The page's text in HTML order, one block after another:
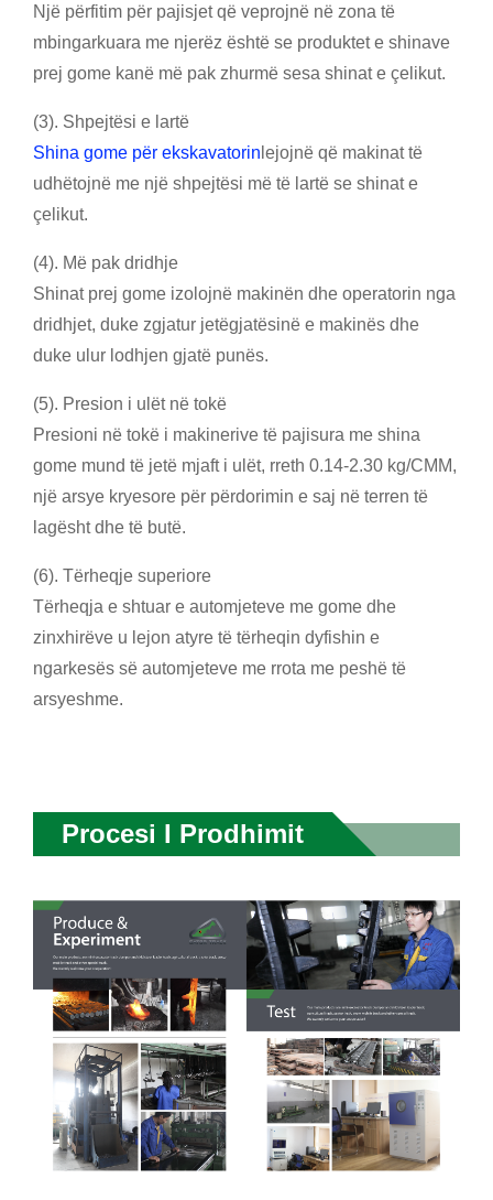
Një përfitim për pajisjet që veprojnë në zona të
mbingarkuara me njerëz është se produktet e shinave
prej gome kanë më pak zhurmë sesa shinat e çelikut.
(3). Shpejtësi e lartë
Shina gome për ekskavatorin lejojnë që makinat të
udhëtojnë me një shpejtësi më të lartë se shinat e
çelikut.
(4). Më pak dridhje
Shinat prej gome izolojnë makinën dhe operatorin nga
dridhjet, duke zgjatur jetëgjatësinë e makinës dhe
duke ulur lodhjen gjatë punës.
(5). Presion i ulët në tokë
Presioni në tokë i makinerive të pajisura me shina
gome mund të jetë mjaft i ulët, rreth 0.14-2.30 kg/CMM,
një arsye kryesore për përdorimin e saj në terren të
lagësht dhe të butë.
(6). Tërheqje superiore
Tërheqja e shtuar e automjeteve me gome dhe
zinxhirëve u lejon atyre të tërheqin dyfishin e
ngarkesës së automjeteve me rrota me peshë të
arsyeshme.
Procesi I Prodhimit